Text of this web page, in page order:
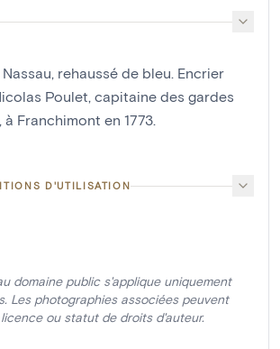
rehaussé de bleu. Encrier
Poulet, capitaine des gardes
Franchimont en 1773.
D'UTILISATION
domaine public s'applique uniquement
Les photographies associées peuvent
ou statut de droits d'auteur.